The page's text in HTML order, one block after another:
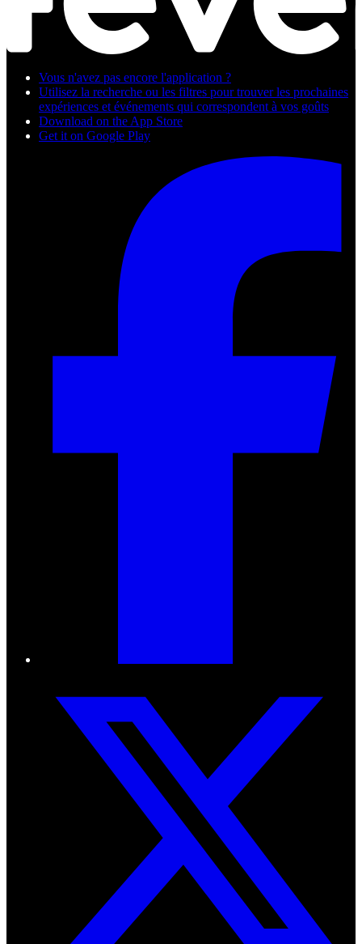
Vous n'avez pas encore l'application ?
Utilisez la recherche ou les filtres pour trouver les prochaines
expériences et événements qui correspondent à vos goûts
Download on the App Store
Get it on Google Play